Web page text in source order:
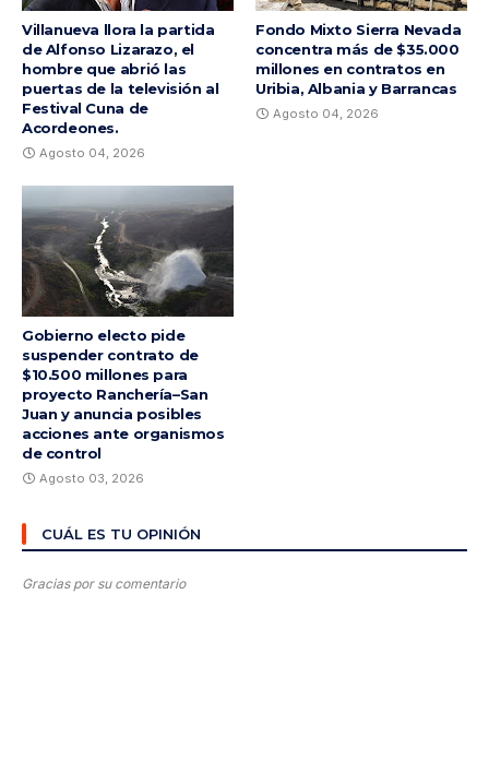
Villanueva llora la partida
de Alfonso Lizarazo, el
hombre que abrió las
puertas de la televisión al
Festival Cuna de
Acordeones.
Agosto 04, 2026
Fondo Mixto Sierra Nevada
concentra más de $35.000
millones en contratos en
Uribia, Albania y Barrancas
Agosto 04, 2026
Gobierno electo pide
suspender contrato de
$10.500 millones para
proyecto Ranchería–San
Juan y anuncia posibles
acciones ante organismos
de control
Agosto 03, 2026
CUÁL ES TU OPINIÓN
Gracias por su comentario